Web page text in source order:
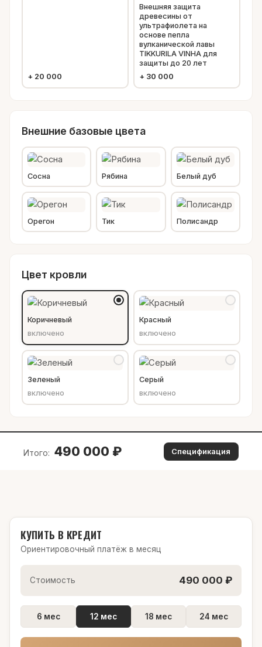
+ 20 000
Внешняя защита
древесины от
ультрафиолета на
основе пепла
вулканической лавы
TIKKURILA VINHA для
защиты до 20 лет
+ 30 000
Внешние базовые цвета
Сосна Рябина Белый дуб
Орегон Тик Полисандр
Цвет кровли
Коричневый
включено
Красный
включено
Зеленый
включено
Серый
включено
Итого: 490 000 ₽ Спецификация
КУПИТЬ В КРЕДИТ
Ориентировочный платёж в месяц
Стоимость 490 000 ₽
6 мес 12 мес 18 мес 24 мес